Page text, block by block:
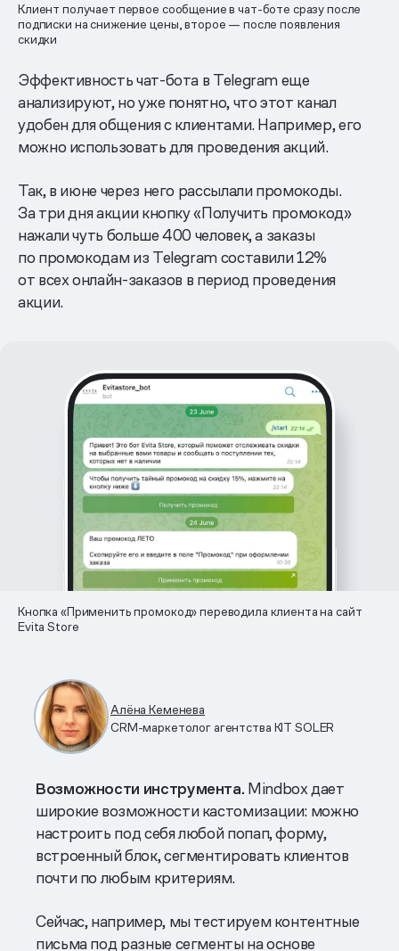
Клиент получает первое сообщение в чат-боте сразу после
подписки на снижение цены, второе — после появления
скидки
Эффективность чат-бота в Telegram еще
анализируют, но уже понятно, что этот канал
удобен для общения с клиентами. Например, его
можно использовать для проведения акций.
Так, в июне через него рассылали промокоды.
За три дня акции кнопку «Получить промокод»
нажали чуть больше 400 человек, а заказы
по промокодам из Telegram составили 12%
от всех онлайн-заказов в период проведения
акции.
Кнопка «Применить промокод» переводила клиента на сайт
Evita Store
Алёна Кеменева
CRM-маркетолог агентства KIT SOLER
Возможности инструмента. Mindbox дает
широкие возможности кастомизации: можно
настроить под себя любой попап, форму,
встроенный блок, сегментировать клиентов
почти по любым критериям.
Сейчас, например, мы тестируем контентные
письма под разные сегменты на основе